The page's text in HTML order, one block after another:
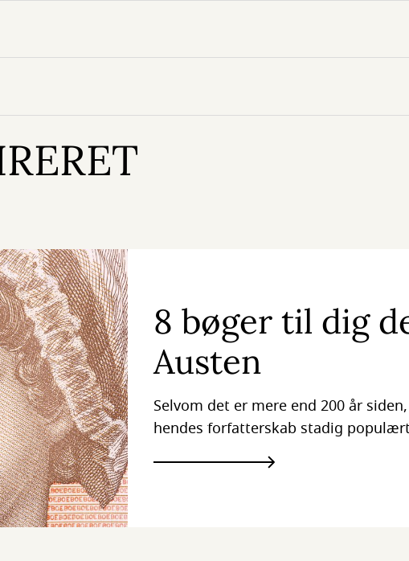
8 bøger til dig
Austen
Selvom det er mere end 200 år
hendes forfatterskab stadig